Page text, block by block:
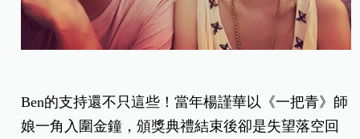
Ben的支持還不只這些！當年楊謹華以《一把青》師
娘一角入圍金鐘，頒獎典禮結束後卻是失望落空回